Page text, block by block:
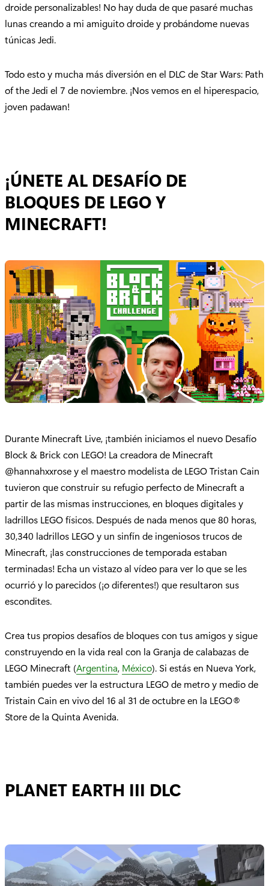
droide personalizables! No hay duda de que pasaré muchas
lunas creando a mi amiguito droide y probándome nuevas
túnicas Jedi.
Todo esto y mucha más diversión en el DLC de Star Wars: Path
of the Jedi el 7 de noviembre. ¡Nos vemos en el hiperespacio,
joven padawan!
¡ÚNETE AL DESAFÍO DE
BLOQUES DE LEGO Y
MINECRAFT!
Durante Minecraft Live, ¡también iniciamos el nuevo Desafío
Block & Brick con LEGO! La creadora de Minecraft
@hannahxxrose y el maestro modelista de LEGO Tristan Cain
tuvieron que construir su refugio perfecto de Minecraft a
partir de las mismas instrucciones, en bloques digitales y
ladrillos LEGO físicos. Después de nada menos que 80 horas,
30,340 ladrillos LEGO y un sinfín de ingeniosos trucos de
Minecraft, ¡las construcciones de temporada estaban
terminadas! Echa un vistazo al vídeo para ver lo que se les
ocurrió y lo parecidos (¡o diferentes!) que resultaron sus
escondites.
Crea tus propios desafíos de bloques con tus amigos y sigue
construyendo en la vida real con la Granja de calabazas de
LEGO Minecraft (Argentina, México). Si estás en Nueva York,
también puedes ver la estructura LEGO de metro y medio de
Tristain Cain en vivo del 16 al 31 de octubre en la LEGO®
Store de la Quinta Avenida.
PLANET EARTH III DLC